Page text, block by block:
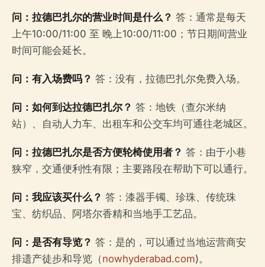
问：拉德巴扎尔的营业时间是什么？ 答：通常是每天
上午10:00/11:00 至 晚上10:00/11:00；节日期间营业
时间可能会延长。
问：有入场费吗？ 答：没有，拉德巴扎尔免费入场。
问：如何到达拉德巴扎尔？ 答：地铁（查尔米纳
站）、自动人力车、出租车和公交车均可通往老城区。
问：拉德巴扎尔是否方便轮椅使用者？ 答：由于小巷
狭窄，交通便利性有限；主要路段在帮助下可以通行。
问：我应该买什么？ 答：漆器手镯、珍珠、传统珠
宝、纺织品、阿塔尔香精和当地手工艺品。
问：是否有导览？ 答：是的，可以通过当地运营商安
排遗产徒步和导览（nowhyderabad.com)。